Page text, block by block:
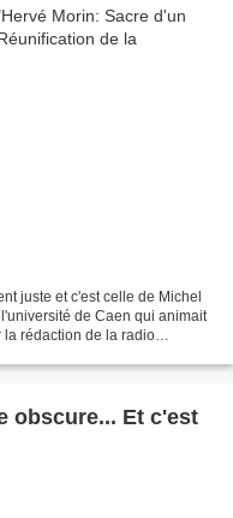
juste et c'est celle de Michel
de Caen qui animait
la rédaction de la radio
obscure... Et c'est